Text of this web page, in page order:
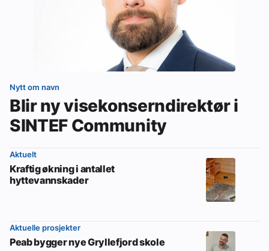
Nytt om navn
Blir ny visekonserndirektør i
SINTEF Community
Aktuelt
Kraftig økning i antallet
hyttevannskader
Aktuelle prosjekter
Peab bygger nye Gryllefjord skole